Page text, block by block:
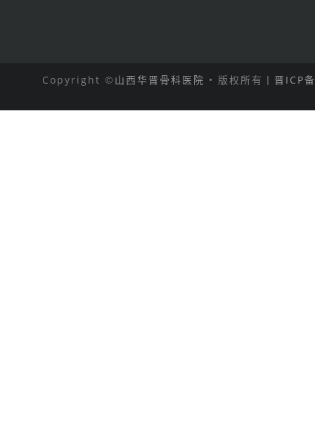
Copyright © 山西华晋骨科医院 • 版权所有丨 晋ICP